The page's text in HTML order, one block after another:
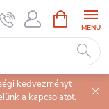
KOSÁR
kedvezményt
a kapcsolatot.